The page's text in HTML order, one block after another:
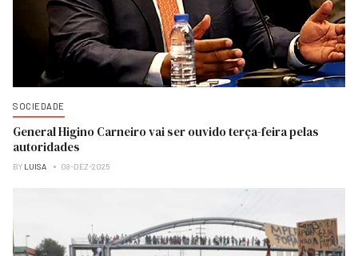
SOCIEDADE
General Higino Carneiro vai ser ouvido terça-feira pelas
autoridades
BY LUISA 08-DEZ-2025